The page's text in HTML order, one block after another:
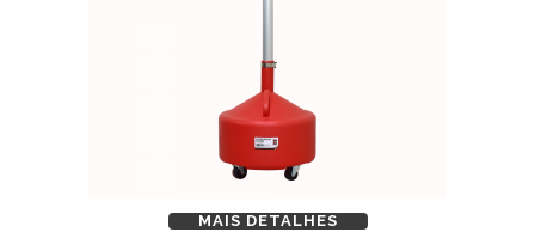
MAIS DETALHES